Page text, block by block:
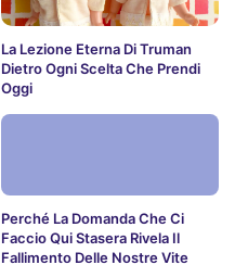
La Lezione Eterna Di Truman
Dietro Ogni Scelta Che Prendi
Oggi
Perché La Domanda Che Ci
Faccio Qui Stasera Rivela Il
Fallimento Delle Nostre Vite